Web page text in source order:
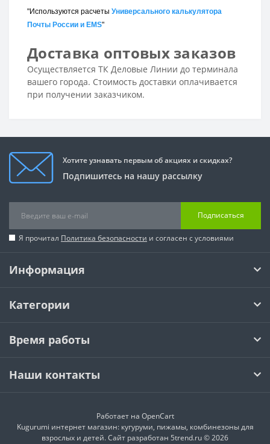
"Используются расчеты Универсального калькулятора
Почты России и EMS"
Доставка оптовых заказов
Осуществляется ТК Деловые Линии до терминала
вашего города. Стоимость доставки оплачивается
при получении заказчиком.
Хотите узнавать первым об акциях и скидках?
Подпишитесь на нашу рассылку
Подписаться
Я прочитал Политика безопасности и согласен с условиями
Информация
Категории
Время работы
Наши контакты
Работает на OpenCart
Kugurumi интернет магазин: кугуруми, пижамы, комбинезоны для
взрослых и детей. Сайт разработан 5trend.ru © 2026